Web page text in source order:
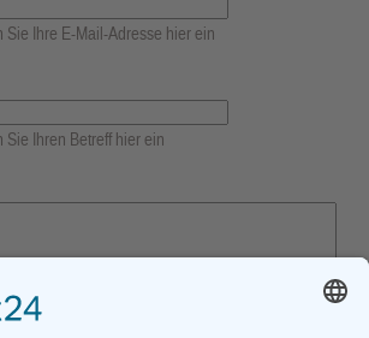
Sie Ihre E-Mail-Adresse hier ein
Sie Ihren Betreff hier ein
den Text Ihrer Nachricht hier ein